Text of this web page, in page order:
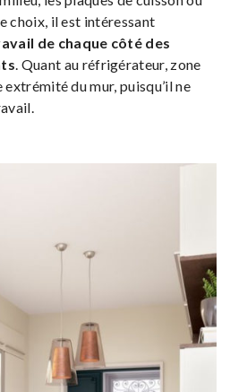
choix, il est intéressant
de chaque côté des
. Quant au réfrigérateur, zone
du mur, puisqu’il ne